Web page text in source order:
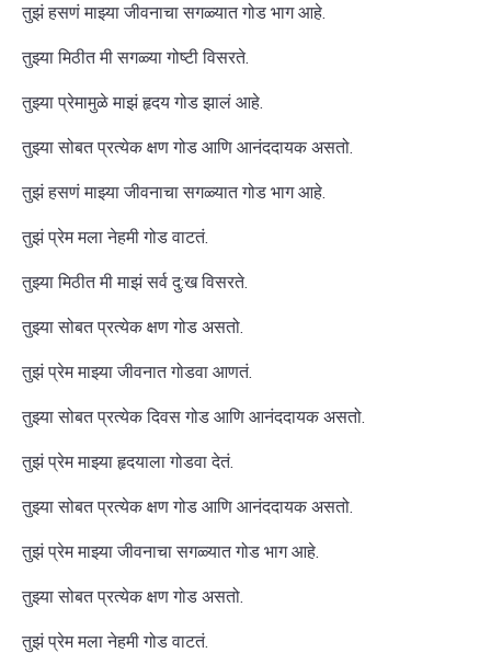
तुझं हसणं माझ्या जीवनाचा सगळ्यात गोड भाग आहे.
तुझ्या मिठीत मी सगळ्या गोष्टी विसरते.
तुझ्या प्रेमामुळे माझं हृदय गोड झालं आहे.
तुझ्या सोबत प्रत्येक क्षण गोड आणि आनंददायक असतो.
तुझं हसणं माझ्या जीवनाचा सगळ्यात गोड भाग आहे.
तुझं प्रेम मला नेहमी गोड वाटतं.
तुझ्या मिठीत मी माझं सर्व दु:ख विसरते.
तुझ्या सोबत प्रत्येक क्षण गोड असतो.
तुझं प्रेम माझ्या जीवनात गोडवा आणतं.
तुझ्या सोबत प्रत्येक दिवस गोड आणि आनंददायक असतो.
तुझं प्रेम माझ्या हृदयाला गोडवा देतं.
तुझ्या सोबत प्रत्येक क्षण गोड आणि आनंददायक असतो.
तुझं प्रेम माझ्या जीवनाचा सगळ्यात गोड भाग आहे.
तुझ्या सोबत प्रत्येक क्षण गोड असतो.
तुझं प्रेम मला नेहमी गोड वाटतं.